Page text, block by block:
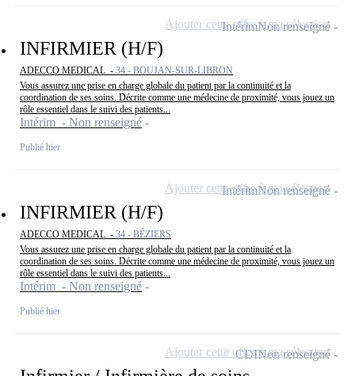
INFIRMIER (H/F)
ADECCO MEDICAL - 34 - BOUJAN-SUR-LIBRON
Vous assurez une prise en charge globale du patient par la continuité et la
coordination de ses soins. Décrite comme une médecine de proximité, vous jouez un
rôle essentiel dans le suivi des patients...
Intérim - Non renseigné
Publié hier
IntérimNon renseigné
Ajouter cette offre à ma sélection
INFIRMIER (H/F)
ADECCO MEDICAL - 34 - BÉZIERS
Vous assurez une prise en charge globale du patient par la continuité et la
coordination de ses soins. Décrite comme une médecine de proximité, vous jouez un
rôle essentiel dans le suivi des patients...
Intérim - Non renseigné
Publié hier
IntérimNon renseigné
Ajouter cette offre à ma sélection
CDINon renseigné
Ajouter cette offre à ma sélection